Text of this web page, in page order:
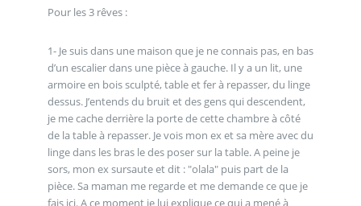
Pour les 3 rêves :
1- Je suis dans une maison que je ne connais pas, en bas
d’un escalier dans une pièce à gauche. Il y a un lit, une
armoire en bois sculpté, table et fer à repasser, du linge
dessus. J’entends du bruit et des gens qui descendent,
je me cache derrière la porte de cette chambre à côté
de la table à repasser. Je vois mon ex et sa mère avec du
linge dans les bras le des poser sur la table. A peine je
sors, mon ex sursaute et dit : "olala" puis part de la
pièce. Sa maman me regarde et me demande ce que je
fais ici. A ce moment je lui explique ce qui a mené à